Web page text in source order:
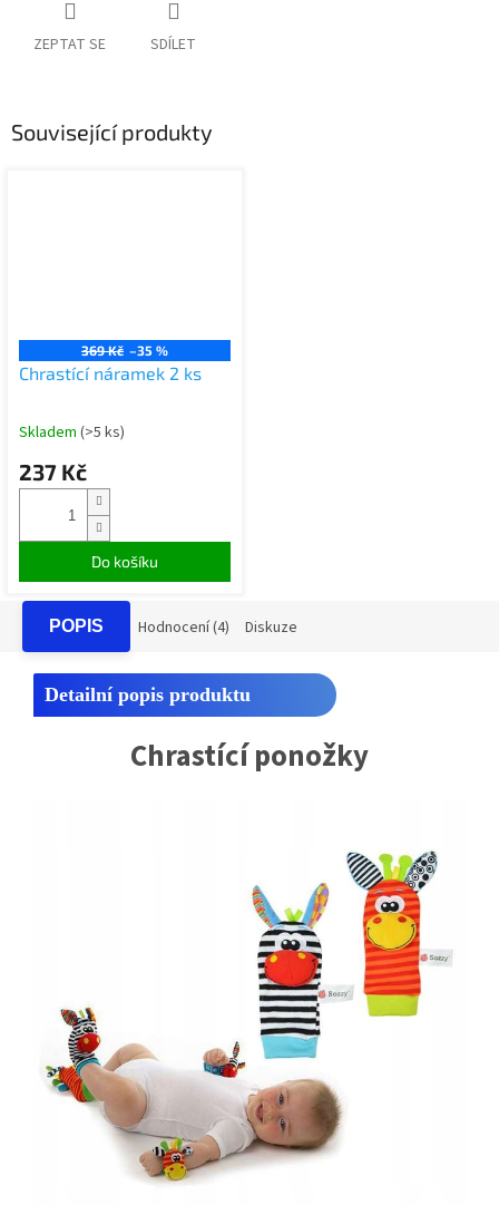
ZEPTAT SE SDÍLET
Související produkty
369 Kč –35 %
Chrastící náramek 2 ks
Skladem (>5 ks)
237 Kč
Do košíku
POPIS Hodnocení (4) Diskuze
Detailní popis produktu
Chrastící ponožky